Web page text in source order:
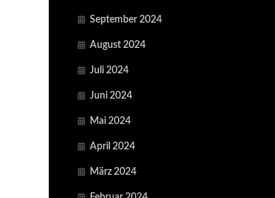
September 2024
August 2024
Juli 2024
Juni 2024
Mai 2024
April 2024
März 2024